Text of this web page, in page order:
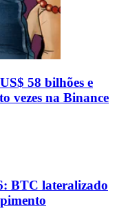
58 bilhões e
vezes na Binance
BTC lateralizado